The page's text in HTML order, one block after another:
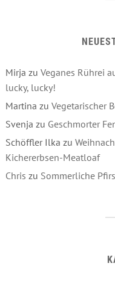
Mirja zu Veganes Rührei
lucky, lucky!
Martina zu Vegetarischer
Svenja zu Geschmorter
Schöffler Ilka zu
Kichererbsen-Meatloaf
Chris zu Sommerliche